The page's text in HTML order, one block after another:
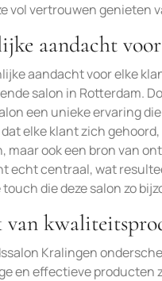
vol vertrouwen genieten
aandacht
aandacht voor elke
salon in Rotterdam.
een unieke ervaring
elke klant zich
maar ook een bron van
echt centraal, wat
die deze salon zo
van
Kralingen
en effectieve producten